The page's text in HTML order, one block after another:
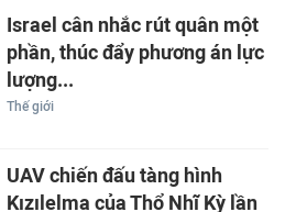
Israel cân nhắc rút quân một
phần, thúc đẩy phương án lực
lượng...
Thế giới
UAV chiến đấu tàng hình
Kızılelma của Thổ Nhĩ Kỳ lần